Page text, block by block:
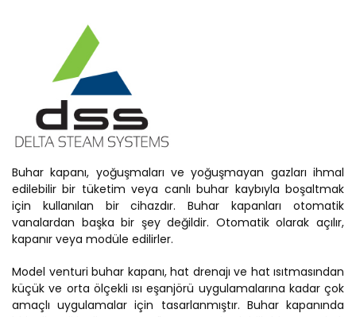
Buhar kapanı, yoğuşmaları ve yoğuşmayan gazları ihmal
edilebilir bir tüketim veya canlı buhar kaybıyla boşaltmak
için kullanılan bir cihazdır. Buhar kapanları otomatik
vanalardan başka bir şey değildir. Otomatik olarak açılır,
kapanır veya modüle edilirler.
Model venturi buhar kapanı, hat drenajı ve hat ısıtmasından
küçük ve orta ölçekli ısı eşanjörü uygulamalarına kadar çok
amaçlı uygulamalar için tasarlanmıştır. Buhar kapanında